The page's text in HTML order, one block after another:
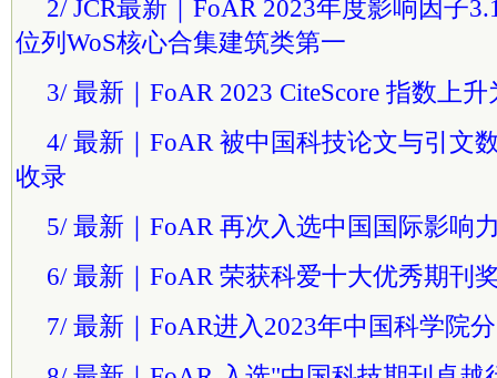
2/ JCR最新｜FoAR 2023年度影响因子
位列WoS核心合集建筑类第一
3/ 最新｜FoAR 2023 CiteScore 指数上升
4/ 最新｜FoAR 被中国科技论文与引文
收录
5/ 最新｜FoAR 再次入选中国国际影响
6/ 最新｜FoAR 荣获科爱十大优秀期刊
7/ 最新｜FoAR进入2023年中国科学院